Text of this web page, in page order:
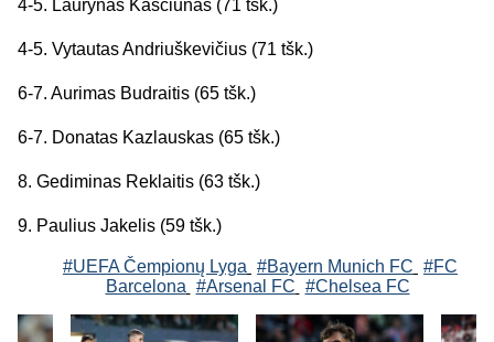
4-5. Laurynas Kasčiūnas (71 tšk.)
4-5. Vytautas Andriuškevičius (71 tšk.)
6-7. Aurimas Budraitis (65 tšk.)
6-7. Donatas Kazlauskas (65 tšk.)
8. Gediminas Reklaitis (63 tšk.)
9. Paulius Jakelis (59 tšk.)
#UEFA Čempionų Lyga #Bayern Munich FC #FC
Barcelona #Arsenal FC #Chelsea FC